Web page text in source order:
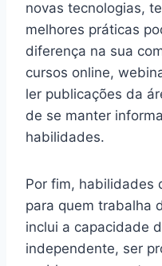
novas tecnologias,
melhores práticas
diferença na sua
cursos online,
ler publicações da
de se manter
habilidades.
Por fim, habilidades
para quem trabalha
inclui a capacidade
independente, ser